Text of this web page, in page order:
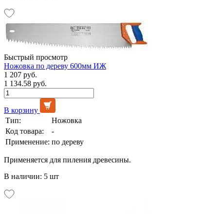
Быстрый просмотр
Ножовка по дереву 600мм ИЖ
1 207 руб.
1 134.58 руб.
В корзину
Тип:
Ножовка
Код товара:
-
Применение: по дереву
Применяется для пиления древесины.
В наличии: 5 шт